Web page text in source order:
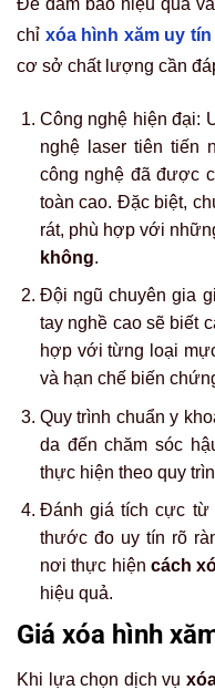
chỉ xóa hình xăm uy tín
cơ sở chất lượng cần
Công nghệ hiện đại:
nghệ laser tiên tiến
công nghệ đã được
toàn cao. Đặc biệt,
rát, phù hợp với
không.
Đội ngũ chuyên gia
tay nghề cao sẽ biết
hợp với từng loại
và hạn chế biến
Quy trình chuẩn y
da đến chăm sóc
thực hiện theo quy
Đánh giá tích cực từ
thước đo uy tín rõ
nơi thực hiện cách
hiệu quả.
Giá xóa hình
Khi lựa chọn dịch vụ